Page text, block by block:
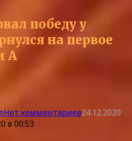
победу у
на первое
А
Нет комментариев24.12.2020
в 00:53